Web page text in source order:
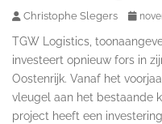
Christophe Slegers
TGW Logistics,
investeert opnieuw fors in
Oostenrijk. Vanaf het
vleugel aan het bestaande
project heeft een